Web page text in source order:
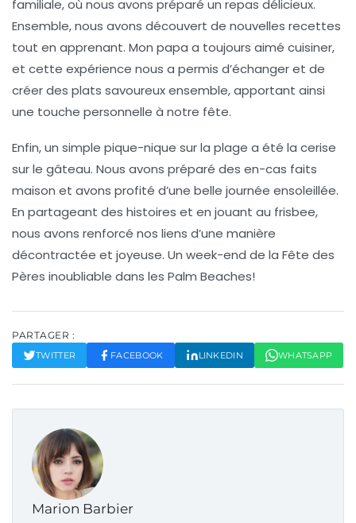
familiale, où nous avons préparé un repas délicieux.
Ensemble, nous avons découvert de nouvelles recettes
tout en apprenant. Mon papa a toujours aimé cuisiner,
et cette expérience nous a permis d’échanger et de
créer des plats savoureux ensemble, apportant ainsi
une touche personnelle à notre fête.
Enfin, un simple pique-nique sur la plage a été la cerise
sur le gâteau. Nous avons préparé des en-cas faits
maison et avons profité d’une belle journée ensoleillée.
En partageant des histoires et en jouant au frisbee,
nous avons renforcé nos liens d’une manière
décontractée et joyeuse. Un week-end de la Fête des
Pères inoubliable dans les Palm Beaches!
PARTAGER :
TWITTER FACEBOOK LINKEDIN WHATSAPP
Marion Barbier